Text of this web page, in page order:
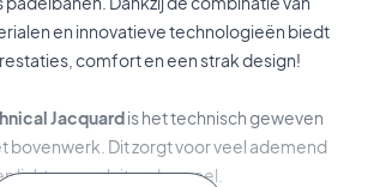
en innovatieve technologieën biedt
comfort en een strak design!
Jacquardis het technisch geweven
bovenwerk. Dit zorgt voor veel ademend
licht, nauwsluitend gevoel.